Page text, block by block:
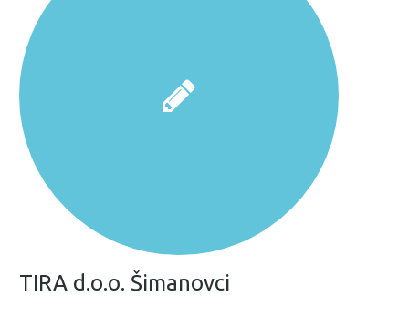
TIRA d.o.o. Šimanovci